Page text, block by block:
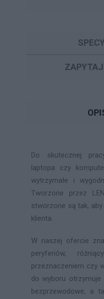
ZAPYTAJ
Do skutecznej
laptopa czy
wytrzymałe i
Tworzone przez
stworzone są tak,
klienta.
W naszej ofercie
peryferiów,
przeznaczeniem czy
do wyboru
bezprzewodowe, a